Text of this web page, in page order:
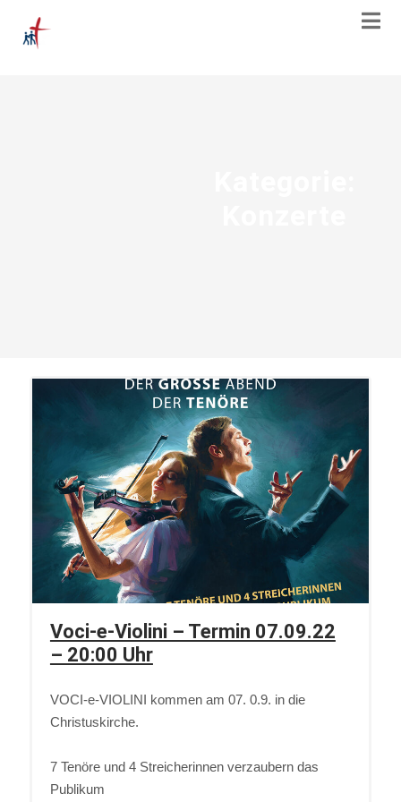
Voci-e-Violini – Termin 07.09.22
– 20:00 Uhr
VOCI-e-VIOLINI kommen am 07. 0.9. in die
Christuskirche.
7 Tenöre und 4 Streicherinnen verzaubern das
Publikum